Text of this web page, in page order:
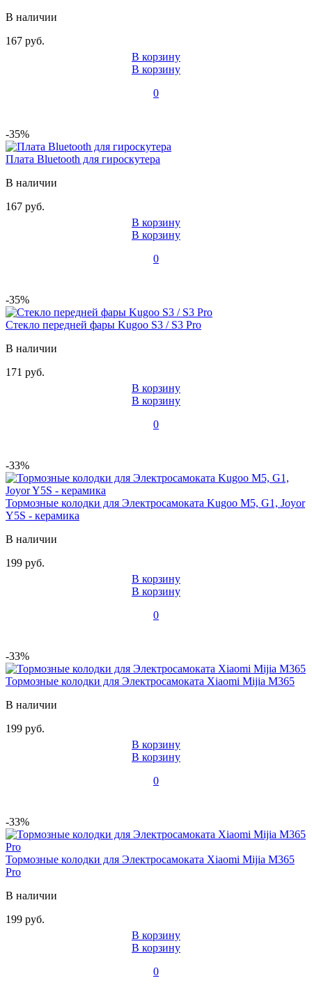
В наличии
167 руб.
В корзину
В корзину
0
-35%
Плата Bluetooth для гироскутера
В наличии
167 руб.
В корзину
В корзину
0
-35%
Стекло передней фары Kugoo S3 / S3 Pro
В наличии
171 руб.
В корзину
В корзину
0
-33%
Тормозные колодки для Электросамоката Kugoo М5, G1, Joyor
Y5S - керамика
В наличии
199 руб.
В корзину
В корзину
0
-33%
Тормозные колодки для Электросамоката Xiaomi Mijia M365
В наличии
199 руб.
В корзину
В корзину
0
-33%
Тормозные колодки для Электросамоката Xiaomi Mijia M365
Pro
В наличии
199 руб.
В корзину
В корзину
0